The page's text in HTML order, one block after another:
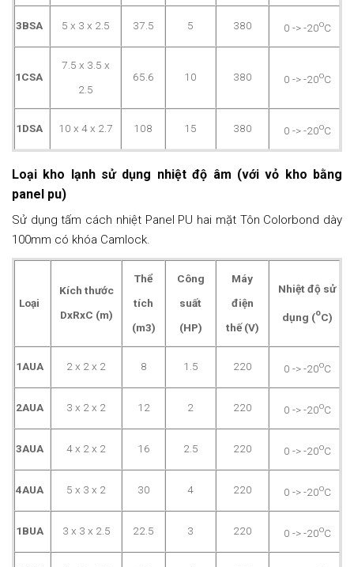
3BSA 5 x 3 x 2.5 37.5 5 380 0 -> -20oC
1CSA
7.5 x 3.5 x
2.5
65.6 10 380 0 -> -20oC
1DSA 10 x 4 x 2.7 108 15 380 0 -> -20oC
Loại kho lạnh sử dụng nhiệt độ âm (với vỏ kho bằng
panel pu)
Sử dụng tấm cách nhiệt Panel PU hai mặt Tôn Colorbond dày
100mm có khóa Camlock.
Loại
Kích thước
DxRxC (m)
Thể
tích
(m3)
Công
suất
(HP)
Máy
điện
thế (V)
Nhiệt độ sử
dụng (oC)
1AUA 2 x 2 x 2 8 1.5 220 0 -> -20oC
2AUA 3 x 2 x 2 12 2 220 0 -> -20oC
3AUA 4 x 2 x 2 16 2.5 220 0 -> -20oC
4AUA 5 x 3 x 2 30 4 220 0 -> -20oC
1BUA 3 x 3 x 2.5 22.5 3 220 0 -> -20oC